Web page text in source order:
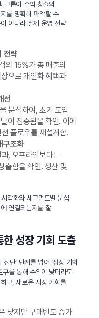
그룹이 수익 창출의
를 명확히 파악할 수
아니라 실제 운영 전략
전략
의 15%가 총 매출의
으로 개인화 혜택과
선
분석하여, 초기 도입
이 집중됨을 확인. 이에
플로우를 재설계함.
구조화
, 오프라인보다는
출함을 확인. 생산 및
각화와 세그먼트별 분석
연결되는지를 잘
성장 기회 도출
단’ 단계를 넘어 ‘성장 기회
구를 통해 수익이 낮더라도
고, 새로운 시장 기회를
낮지만 구매빈도 증가